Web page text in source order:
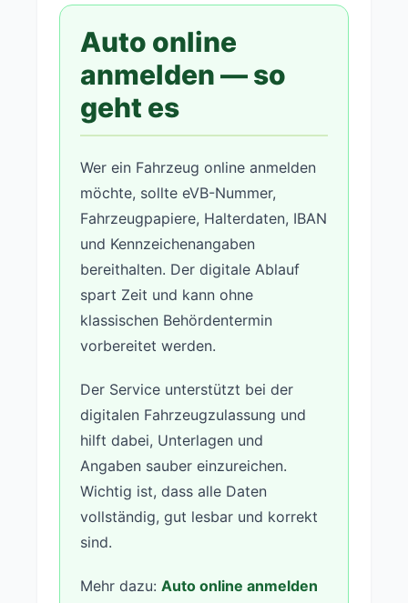
Auto online
anmelden — so
geht es
Wer ein Fahrzeug online anmelden
möchte, sollte eVB-Nummer,
Fahrzeugpapiere, Halterdaten, IBAN
und Kennzeichenangaben
bereithalten. Der digitale Ablauf
spart Zeit und kann ohne
klassischen Behördentermin
vorbereitet werden.
Der Service unterstützt bei der
digitalen Fahrzeugzulassung und
hilft dabei, Unterlagen und
Angaben sauber einzureichen.
Wichtig ist, dass alle Daten
vollständig, gut lesbar und korrekt
sind.
Mehr dazu: Auto online anmelden